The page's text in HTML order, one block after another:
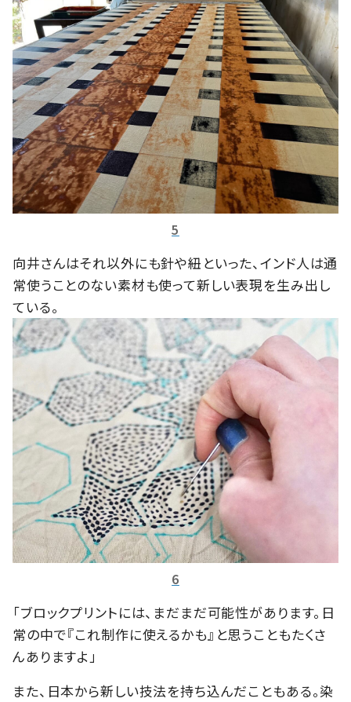
5
向井さんはそれ以外にも針や紐といった、インド人は通
常使うことのない素材も使って新しい表現を生み出し
ている。
6
「ブロックプリントには、まだまだ可能性があります。日
常の中で『これ制作に使えるかも』と思うこともたくさ
んありますよ」
また、日本から新しい技法を持ち込んだこともある。染